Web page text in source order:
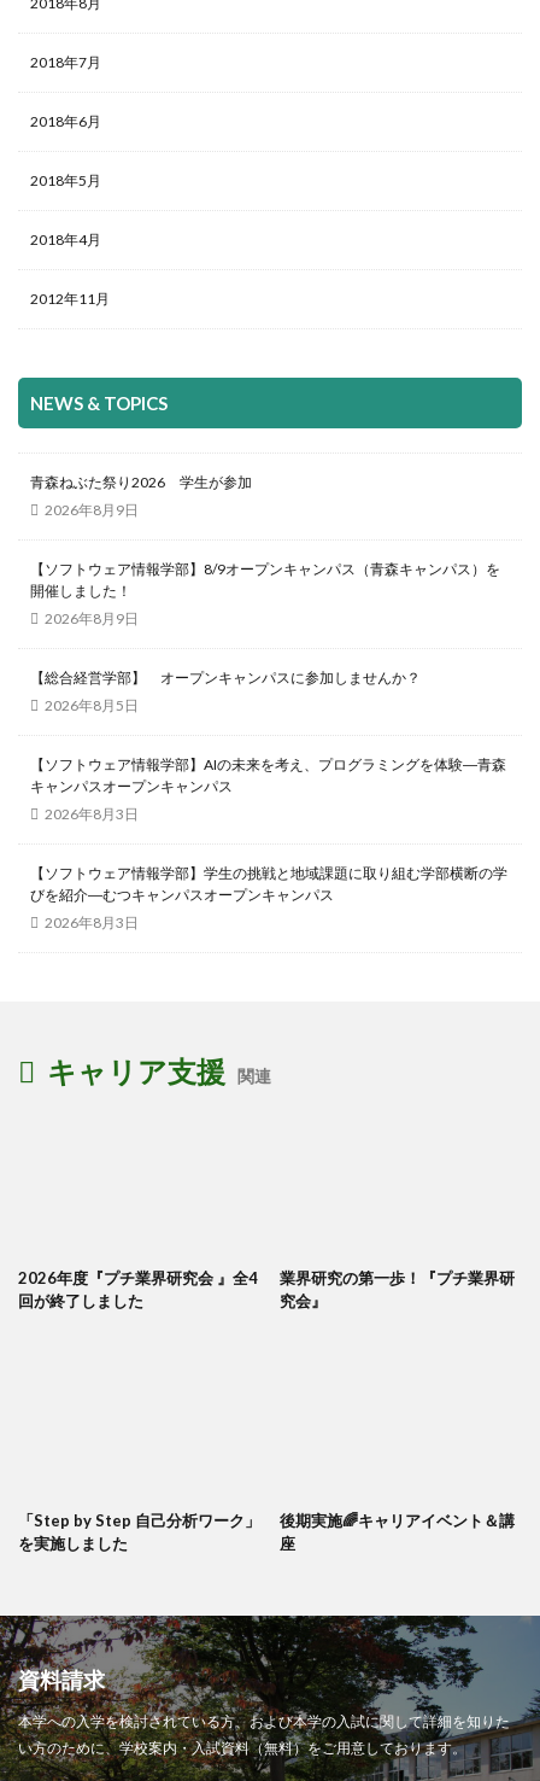
2018年7月
2018年6月
2018年5月
2018年4月
2012年11月
NEWS & TOPICS
青森ねぶた祭り2026 学生が参加
2026年8月9日
【ソフトウェア情報学部】8/9オープンキャンパス（青森キャンパス）を
開催しました！
2026年8月9日
【総合経営学部】 オープンキャンパスに参加しませんか？
2026年8月5日
【ソフトウェア情報学部】AIの未来を考え、プログラミングを体験―青森
キャンパスオープンキャンパス
2026年8月3日
【ソフトウェア情報学部】学生の挑戦と地域課題に取り組む学部横断の学
びを紹介―むつキャンパスオープンキャンパス
2026年8月3日
キャリア支援 関連
2026年度『プチ業界研究会 』全4
回が終了しました
業界研究の第一歩！『プチ業界研
究会』
「Step by Step 自己分析ワーク」
を実施しました
後期実施🌈キャリアイベント＆講
座
資料請求
本学への入学を検討されている方、および本学の入試に関して詳細を知りた
い方のために、学校案内・入試資料（無料）をご用意しております。